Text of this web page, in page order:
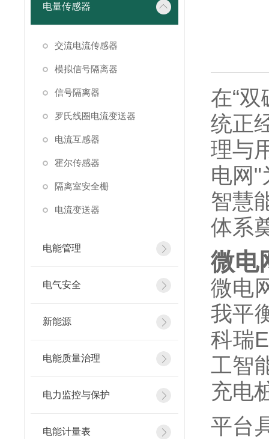
电量传感器
交流电流传感器
模拟信号隔离器
信号隔离器
罗氏线圈电流变送器
电流互感器
霍尔传感器
隔离室安全栅
电流变送器
电能管理
电气安全
新能源
电能质量治理
电力监控与保护
电能计量表
在“
统正
理与
电网"
智慧
体系
微电
微电
我平
科瑞
工智
充电
平台